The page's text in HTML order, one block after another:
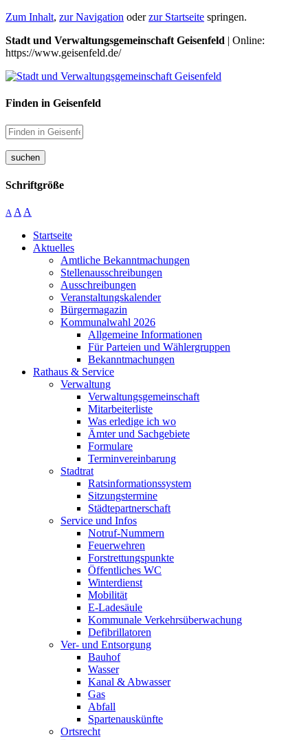
Zum Inhalt, zur Navigation oderzur Startseite springen.
Stadt und Verwaltungsgemeinschaft Geisenfeld | Online:
https://www.geisenfeld.de/
Finden in Geisenfeld
suchen
Schriftgröße
A A A
Startseite
Aktuelles
Amtliche Bekanntmachungen
Stellenausschreibungen
Ausschreibungen
Veranstaltungskalender
Bürgermagazin
Kommunalwahl 2026
Allgemeine Informationen
Für Parteien und Wählergruppen
Bekanntmachungen
Rathaus & Service
Verwaltung
Verwaltungsgemeinschaft
Mitarbeiterliste
Was erledige ich wo
Ämter und Sachgebiete
Formulare
Terminvereinbarung
Stadtrat
Ratsinformationssystem
Sitzungstermine
Städtepartnerschaft
Service und Infos
Notruf-Nummern
Feuerwehren
Forstrettungspunkte
Öffentliches WC
Winterdienst
Mobilität
E-Ladesäule
Kommunale Verkehrsüberwachung
Defibrillatoren
Ver- und Entsorgung
Bauhof
Wasser
Kanal & Abwasser
Gas
Abfall
Spartenauskünfte
Ortsrecht